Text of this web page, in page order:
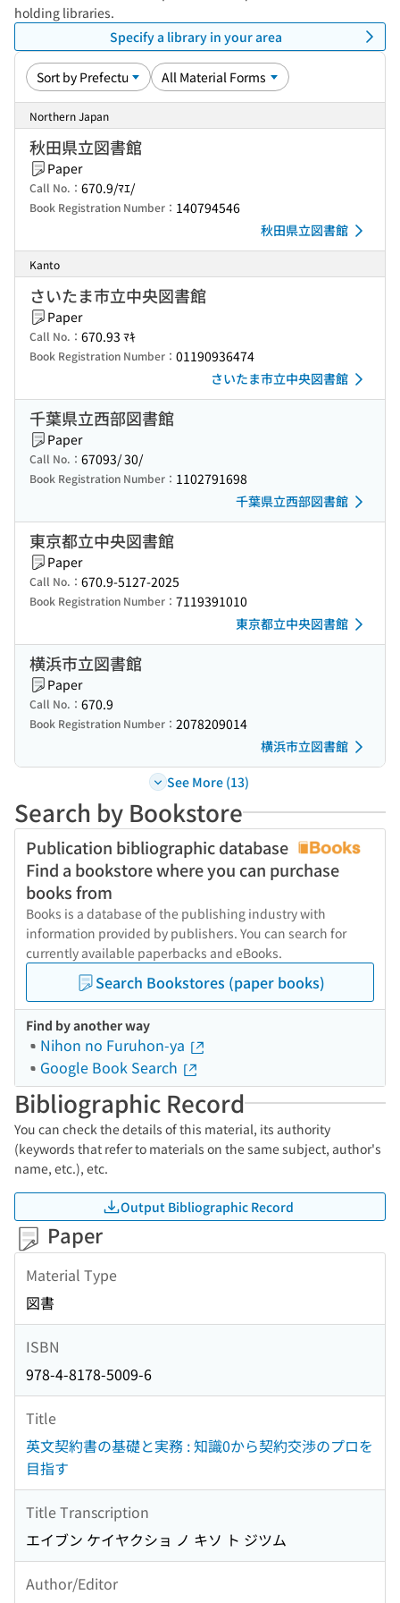
holding libraries.
Specify a library in your area
Northern Japan
秋田県立図書館
Paper
Call No.： 670.9/ﾏｴ/
Book Registration Number： 140794546
秋田県立図書館
Kanto
さいたま市立中央図書館
Paper
Call No.： 670.93 ﾏｷ
Book Registration Number： 01190936474
さいたま市立中央図書館
千葉県立西部図書館
Paper
Call No.： 67093/ 30/
Book Registration Number： 1102791698
千葉県立西部図書館
東京都立中央図書館
Paper
Call No.： 670.9-5127-2025
Book Registration Number： 7119391010
東京都立中央図書館
横浜市立図書館
Paper
Call No.： 670.9
Book Registration Number： 2078209014
横浜市立図書館
See More (13)
Search by Bookstore
Publication bibliographic database
Find a bookstore where you can purchase
books from
Books is a database of the publishing industry with
information provided by publishers. You can search for
currently available paperbacks and eBooks.
Search Bookstores (paper books)
Find by another way
Nihon no Furuhon-ya
Google Book Search
Bibliographic Record
You can check the details of this material, its authority
(keywords that refer to materials on the same subject, author's
name, etc.), etc.
Output Bibliographic Record
Paper
Material Type
図書
ISBN
978-4-8178-5009-6
Title
英文契約書の基礎と実務 : 知識0から契約交渉のプロを
目指す
Title Transcription
エイブン ケイヤクショ ノ キソ ト ジツム
Author/Editor